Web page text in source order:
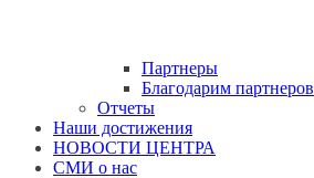
Партнеры
Благодарим партнеров
Отчеты
Наши достижения
НОВОСТИ ЦЕНТРА
СМИ о нас